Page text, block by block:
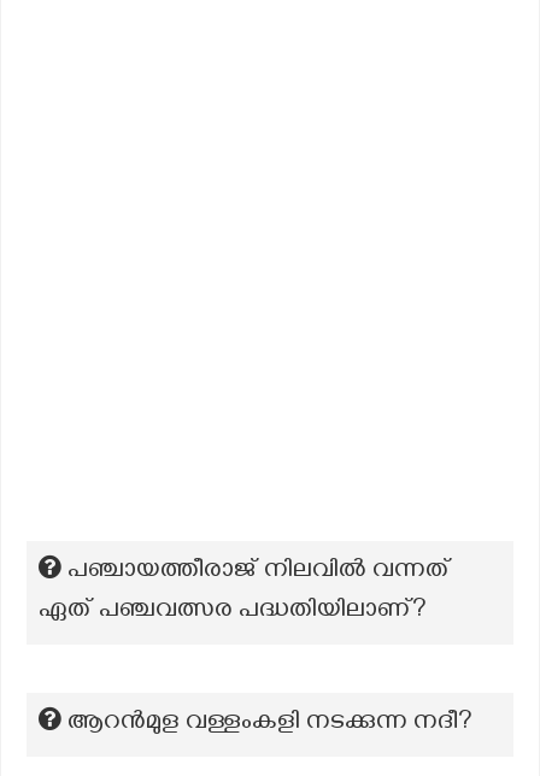
പഞ്ചായത്തീരാജ് നിലവിൽ വന്നത്
ഏത് പഞ്ചവത്സര പദ്ധതിയിലാണ്?
ആറൻമുള വള്ളംകളി നടക്കുന്ന നദീ?